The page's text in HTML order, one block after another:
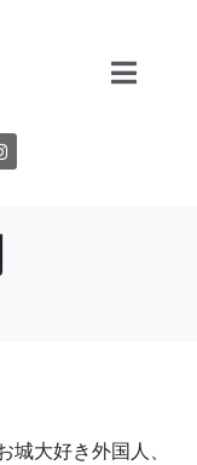
大好き外国人、